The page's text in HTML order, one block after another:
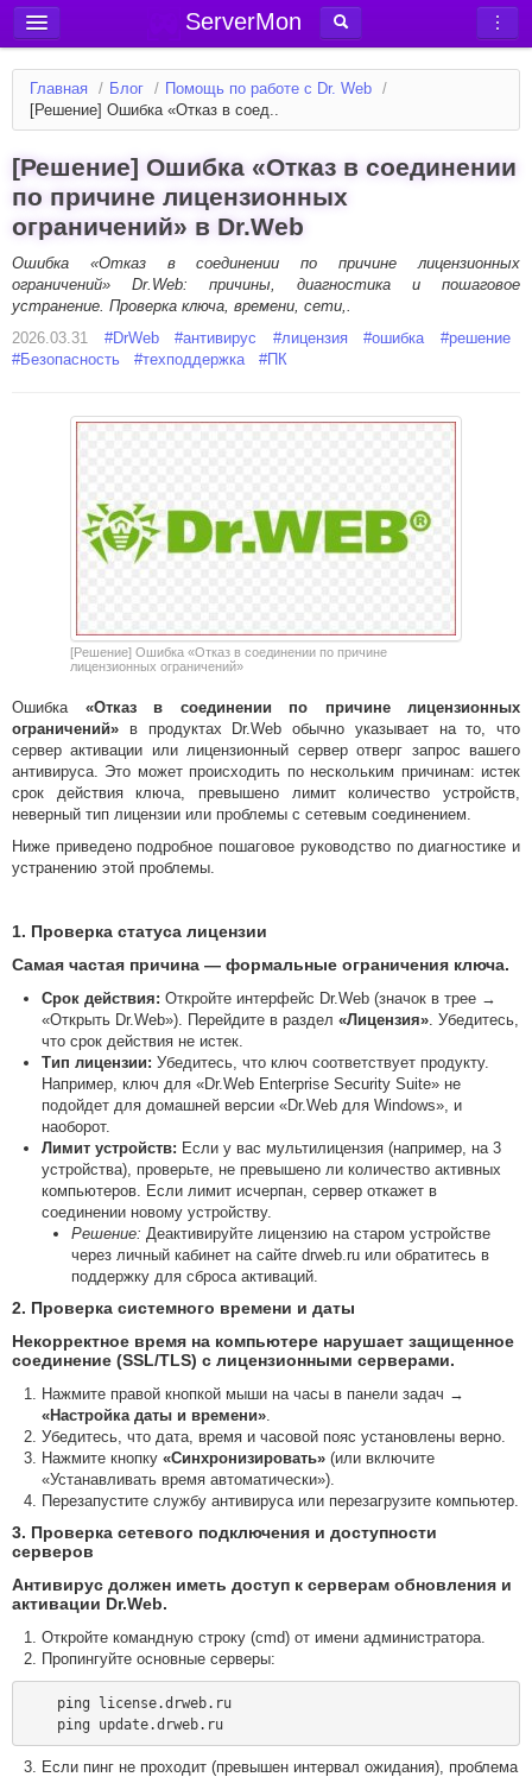
ServerMon
Добавить сервер
Мониторинг серверов
Статьи
Форум
Вход в аккаунт
Главная / Блог / Помощь по работе с Dr. Web /
[Решение] Ошибка «Отказ в соед..
[Решение] Ошибка «Отказ в соединении
по причине лицензионных
ограничений» в Dr.Web
Ошибка «Отказ в соединении по причине лицензионных
ограничений» Dr.Web: причины, диагностика и пошаговое
устранение. Проверка ключа, времени, сети,.
2026.03.31
#DrWeb #антивирус #лицензия #ошибка #решение
#Безопасность #техподдержка #ПК
[Решение] Ошибка «Отказ в соединении по причине
лицензионных ограничений»
Ошибка «Отказ в соединении по причине лицензионных
ограничений» в продуктах Dr.Web обычно указывает на то, что
сервер активации или лицензионный сервер отверг запрос вашего
антивируса. Это может происходить по нескольким причинам: истек
срок действия ключа, превышено лимит количество устройств,
неверный тип лицензии или проблемы с сетевым соединением.
Ниже приведено подробное пошаговое руководство по диагностике и
устранению этой проблемы.
1. Проверка статуса лицензии
Самая частая причина — формальные ограничения ключа.
Срок действия: Откройте интерфейс Dr.Web (значок в трее →
«Открыть Dr.Web»). Перейдите в раздел «Лицензия». Убедитесь,
что срок действия не истек.
Тип лицензии: Убедитесь, что ключ соответствует продукту.
Например, ключ для «Dr.Web Enterprise Security Suite» не
подойдет для домашней версии «Dr.Web для Windows», и
наоборот.
Лимит устройств: Если у вас мультилицензия (например, на 3
устройства), проверьте, не превышено ли количество активных
компьютеров. Если лимит исчерпан, сервер откажет в
соединении новому устройству.
Решение: Деактивируйте лицензию на старом устройстве
через личный кабинет на сайте drweb.ru или обратитесь в
поддержку для сброса активаций.
2. Проверка системного времени и даты
Некорректное время на компьютере нарушает защищенное
соединение (SSL/TLS) с лицензионными серверами.
Нажмите правой кнопкой мыши на часы в панели задач →
«Настройка даты и времени».
Убедитесь, что дата, время и часовой пояс установлены верно.
Нажмите кнопку «Синхронизировать» (или включите
«Устанавливать время автоматически»).
Перезапустите службу антивируса или перезагрузите компьютер.
3. Проверка сетевого подключения и доступности
серверов
Антивирус должен иметь доступ к серверам обновления и
активации Dr.Web.
Откройте командную строку (cmd) от имени администратора.
Пропингуйте основные серверы:
    ping update.drweb.ru
Если пинг не проходит (превышен интервал ожидания), проблема